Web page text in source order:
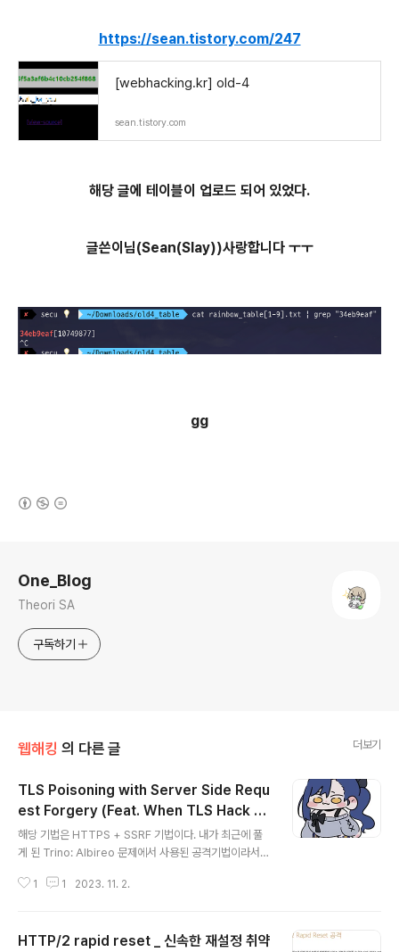
https://sean.tistory.com/247
[webhacking.kr] old-4
sean.tistory.com
해당 글에 테이블이 업로드 되어 있었다.
글쓴이님(Sean(Slay))사랑합니다 ㅜㅜ
gg
One_Blog
Theori SA
구독하기
웹해킹 의 다른 글 더보기
TLS Poisoning with Server Side Requ
est Forgery (Feat. When TLS Hack Yo
u)
해당 기법은 HTTPS + SSRF 기법이다. 내가 최근에 풀
게 된 Trino: Albireo 문제에서 사용된 공격기법이라서
2 Spring GoN Open Qual CTF에 출제된 문제로, 드
e에서 발표된 바 있으니, 영어가 자신 있는 분들은 "When
1 1 2023. 11. 2.
HTTP/2 rapid reset _ 신속한 재설정 취약